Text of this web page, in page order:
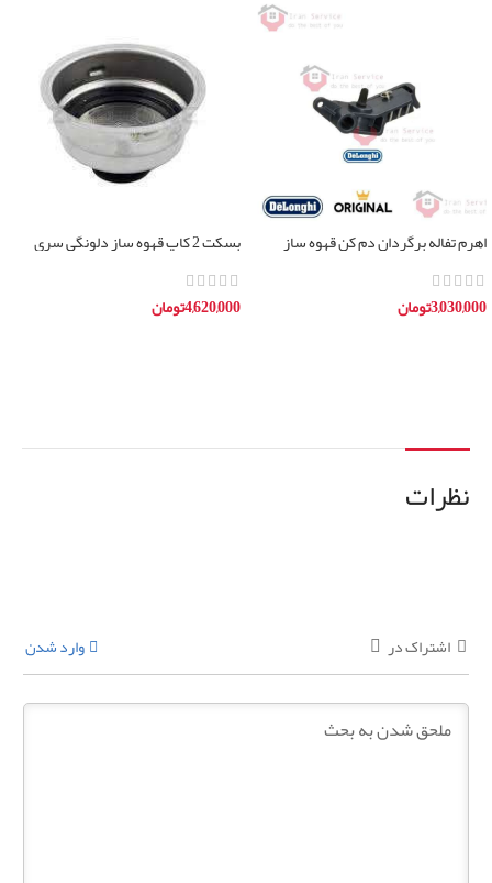
اهرم تفاله برگردان دم کن قهوه ساز
دلونگی
3,030,000تومان
بسکت 2 کاپ قهوه ساز دلونگی سری
BCO
4,620,000تومان
نظرات
اشتراک در وارد شدن